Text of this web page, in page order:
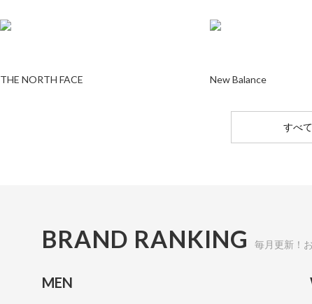
THE NORTH FACE New Balance
すべ
BRAND RANKING 毎月更新！
MEN